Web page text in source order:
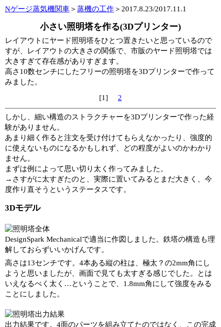
Nゲージ蒸気機関車＞ 蒸機の工作＞2017.8.23/2017.11.1
小さい照明塔を作る(3Dプリンター)
レイアウトにヤード照明塔をひとつ置きたいと思っているので
すが、レイアウトの大きさの関係で、市販のヤード照明塔では
大きすぎて存在感がありすぎます。
高さ10数センチにしたフリーの照明塔を3Dプリンターで作って
みました。
[1] 2
しかし、細い構造のストラクチャーを3Dプリンターで作った経
験がありません。
あまり細く作ると注文を受け付けてもらえなかったり、強度的
に使えないものになるかもしれず、どの程度がよいのかわかり
ません。
まずは例によって思い切り太く作ってみました。
→さすがに太すぎたのと、実際に置いてみるとまだ大きく、今
度作り直そうというステータスです。
3Dモデル
DesignSpark Mechanicalで適当に作図しました。鉄塔の構造も理
解しておらずいいかげんです。
高さは13センチです。4本ある縦の柱は、極太？の2mm角にし
ようと思いましたが、画面で見ても太すぎる感じでした。とは
いえなるべく太く…ということで、1.8mm角にして強度をみる
ことにしました。
出力結果です。4面のパーツを組み立てたのではなく、この完成